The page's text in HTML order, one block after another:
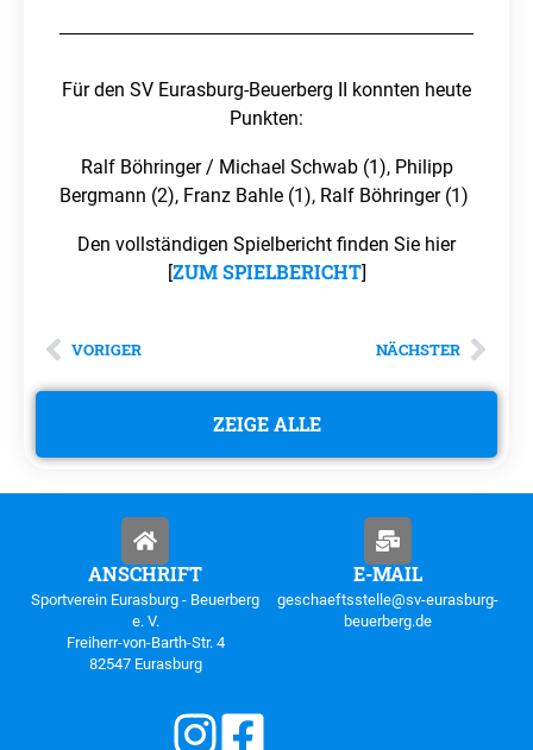
Für den SV Eurasburg-Beuerberg II konnten heute
Punkten:
Ralf Böhringer / Michael Schwab (1), Philipp
Bergmann (2), Franz Bahle (1), Ralf Böhringer (1)
Den vollständigen Spielbericht finden Sie hier
[ZUM SPIELBERICHT]
VORIGER NÄCHSTER
ZEIGE ALLE
ANSCHRIFT
Sportverein Eurasburg - Beuerberg
e. V.
Freiherr-von-Barth-Str. 4
82547 Eurasburg
E-MAIL
geschaeftsstelle@sv-eurasburg-
beuerberg.de